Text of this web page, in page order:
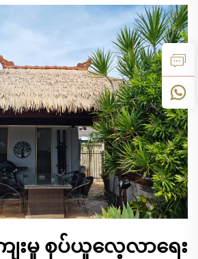
ေးမှု စုပ်ယူလေ့လာရေး